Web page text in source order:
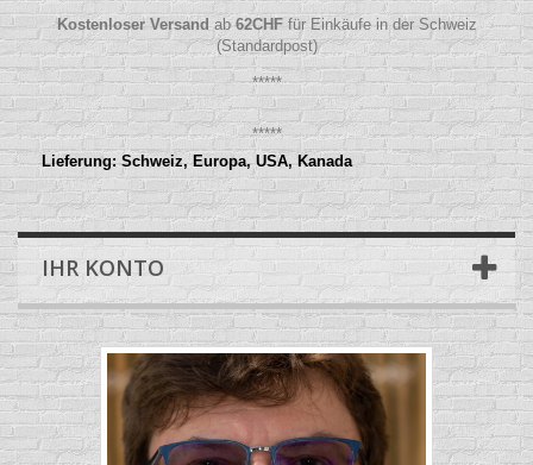
Kostenloser Versandab62CHFfür Einkäufe in der Schweiz
(Standardpost)
*****
*****
Lieferung: Schweiz, Europa, USA, Kanada
IHR KONTO